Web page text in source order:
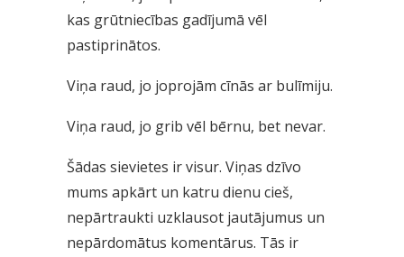
kas grūtniecības gadījumā vēl
pastiprinātos.
Viņa raud, jo joprojām cīnās ar bulīmiju.
Viņa raud, jo grib vēl bērnu, bet nevar.
Šādas sievietes ir visur. Viņas dzīvo
mums apkārt un katru dienu cieš,
nepārtraukti uzklausot jautājumus un
nepārdomātus komentārus. Tās ir